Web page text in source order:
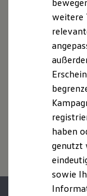
E-
ID.
Marke und
R-
R
Driving
Lifestyle
T-
Die
sich nicht auf
des
zwischen
usw.) können
Witterungs-
individuellen
weitere
haben
genutzt
sowie